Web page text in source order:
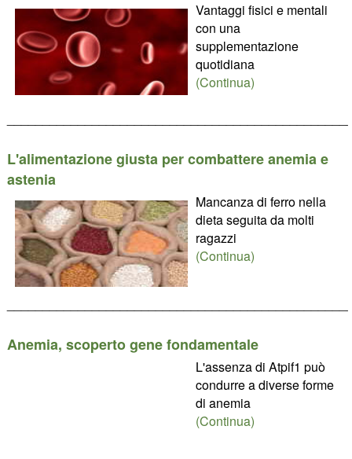
Vantaggi fisici e mentali
con una
supplementazione
quotidiana
(Continua)
L'alimentazione giusta per combattere anemia e
astenia
Mancanza di ferro nella
dieta seguita da molti
ragazzi
(Continua)
Anemia, scoperto gene fondamentale
L'assenza di Atpif1 può
condurre a diverse forme
di anemia
(Continua)